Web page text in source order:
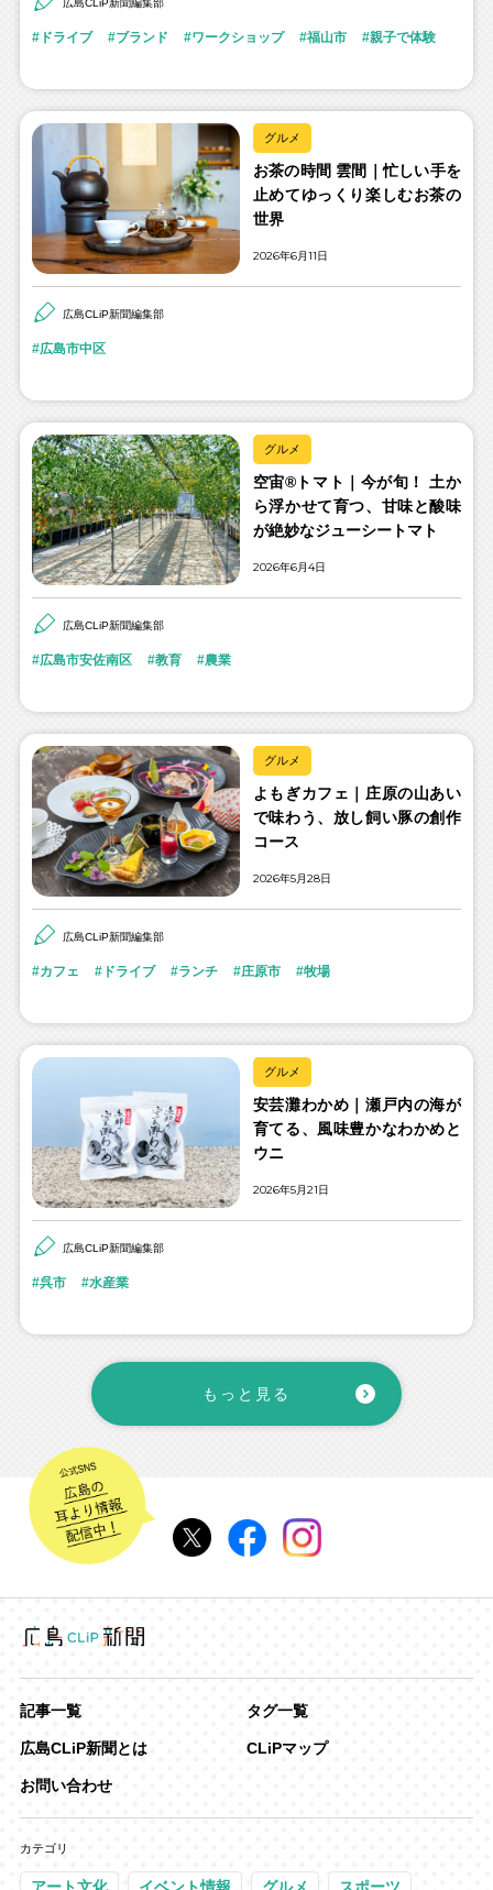
ドライブ ブランド ワークショップ 福山市 親子で体験
グルメ
お茶の時間 雲間｜忙しい手を
止めてゆっくり楽しむお茶の
世界
2026年6月11日
広島CLiP新聞編集部
広島市中区
グルメ
空宙®トマト｜今が旬！ 土か
ら浮かせて育つ、甘味と酸味
が絶妙なジューシートマト
2026年6月4日
広島CLiP新聞編集部
広島市安佐南区 教育 農業
グルメ
よもぎカフェ｜庄原の山あい
で味わう、放し飼い豚の創作
コース
2026年5月28日
広島CLiP新聞編集部
カフェ ドライブ ランチ 庄原市 牧場
グルメ
安芸灘わかめ｜瀬戸内の海が
育てる、風味豊かなわかめと
ウニ
2026年5月21日
広島CLiP新聞編集部
呉市 水産業
もっと見る
記事一覧 タグ一覧
広島CLiP新聞とは CLiPマップ
お問い合わせ
カテゴリ